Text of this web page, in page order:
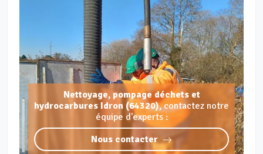
Nettoyage, pompage déchets et
hydrocarbures Idron (64320),contactez notre
équipe d'experts :
Nous contacter